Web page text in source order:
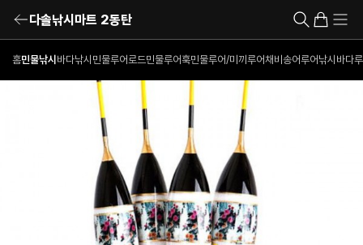
다솔낚시마트 2동탄
홈민물낚시 바다낚시 민물루어로드민물루어훅민물루어/미끼 루어채비 송어루어낚시 바다